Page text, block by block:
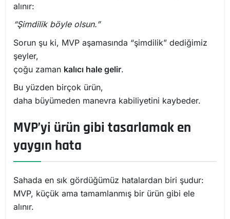
alınır:
“Şimdilik böyle olsun.”
Sorun şu ki, MVP aşamasında “şimdilik” dediğimiz
şeyler,
çoğu zaman kalıcı hale gelir.
Bu yüzden birçok ürün,
daha büyümeden manevra kabiliyetini kaybeder.
MVP’yi ürün gibi tasarlamak en
yaygın hata
Sahada en sık gördüğümüz hatalardan biri şudur:
MVP, küçük ama tamamlanmış bir ürün gibi ele
alınır.